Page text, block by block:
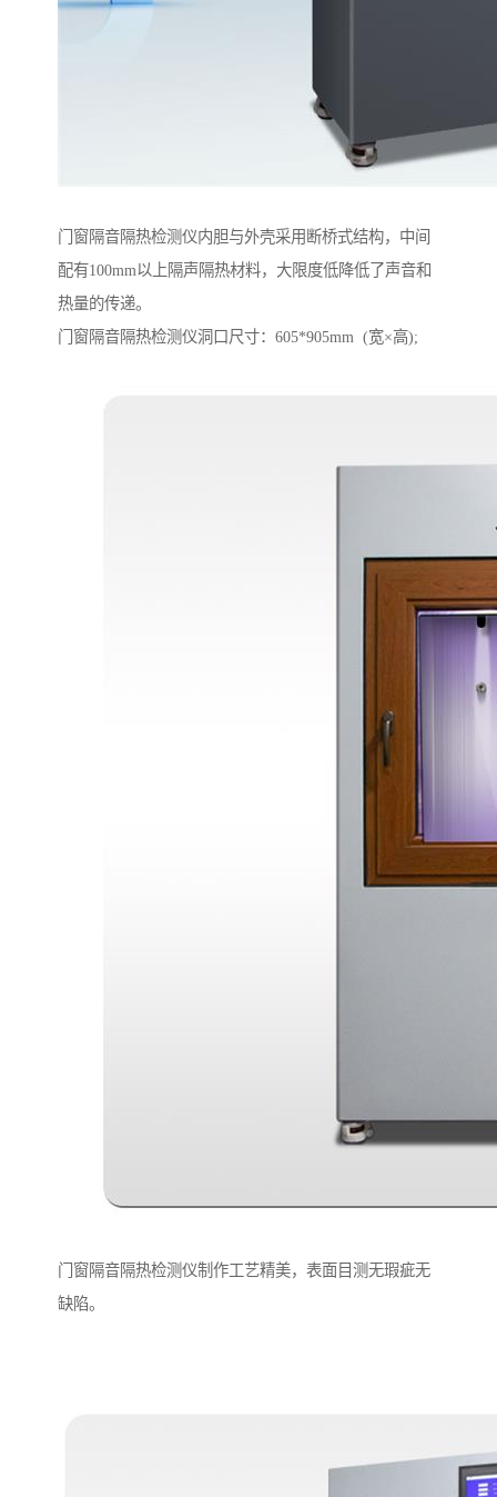
门窗隔音隔热检测仪内胆与外壳采用断桥式结构，中间
配有100mm以上隔声隔热材料，大限度低降低了声音和
热量的传递。
门窗隔音隔热检测仪洞口尺寸：605*905mm (宽×高);
门窗隔音隔热检测仪制作工艺精美，表面目测无瑕疵无
缺陷。